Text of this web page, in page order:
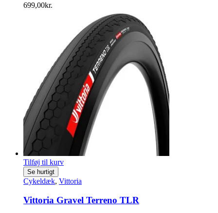
699,00kr.
Tilføj til kurv
Se hurtigt
Cykeldæk, Vittoria
Vittoria Gravel Terreno TLR